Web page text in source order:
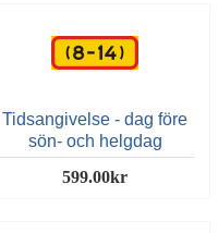
Tidsangivelse - dag före
sön- och helgdag
599.00kr